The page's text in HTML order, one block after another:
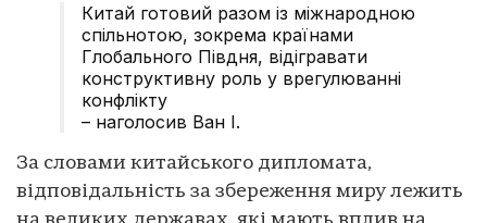
Китай готовий разом із міжнародною
спільнотою, зокрема країнами
Глобального Півдня, відігравати
конструктивну роль у врегулюванні
конфлікту
– наголосив Ван І.
За словами китайського дипломата,
відповідальність за збереження миру лежить